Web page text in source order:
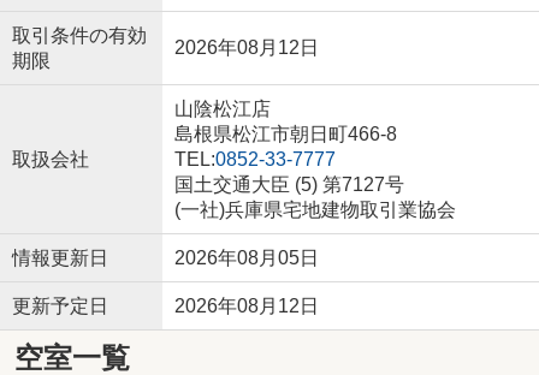
取引条件の有効
期限
2026年08月12日
取扱会社
山陰松江店
島根県松江市朝日町466-8
TEL:0852-33-7777
国土交通大臣 (5) 第7127号
(一社)兵庫県宅地建物取引業協会
情報更新日 2026年08月05日
更新予定日 2026年08月12日
空室一覧